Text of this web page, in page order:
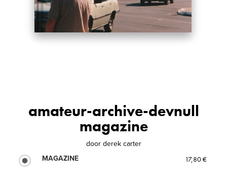
amateur-archive-devnull
magazine
door derek carter
MAGAZINE
17,80 €